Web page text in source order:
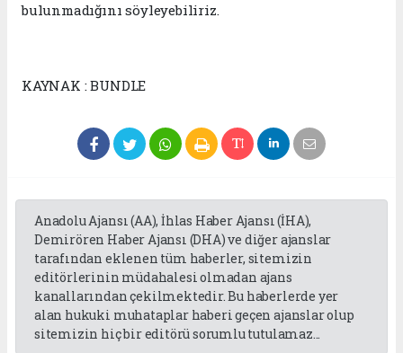
bulunmadığını söyleyebiliriz.
KAYNAK : BUNDLE
Anadolu Ajansı (AA), İhlas Haber Ajansı (İHA),
Demirören Haber Ajansı (DHA) ve diğer ajanslar
tarafından eklenen tüm haberler, sitemizin
editörlerinin müdahalesi olmadan ajans
kanallarından çekilmektedir. Bu haberlerde yer
alan hukuki muhataplar haberi geçen ajanslar olup
sitemizin hiç bir editörü sorumlu tutulamaz...